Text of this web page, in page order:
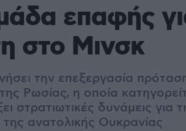
επαφής
στο Μινσκ
την επεξεργασία
Ρωσίας, η οποία
στρατιωτικές δυνάμεις για
ανατολικής Ουκρανίας